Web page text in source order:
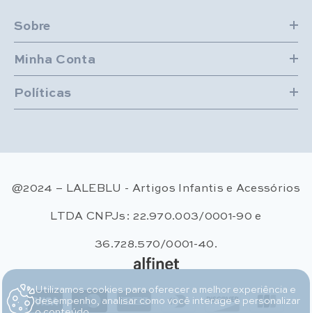
Sobre
Minha Conta
Políticas
@2024 – LALEBLU - Artigos Infantis e Acessórios
LTDA CNPJs: 22.970.003/0001-90 e
36.728.570/0001-40.
Métodos de pagamento
Utilizamos cookies para oferecer a melhor experiência e
desempenho, analisar como você interage e personalizar